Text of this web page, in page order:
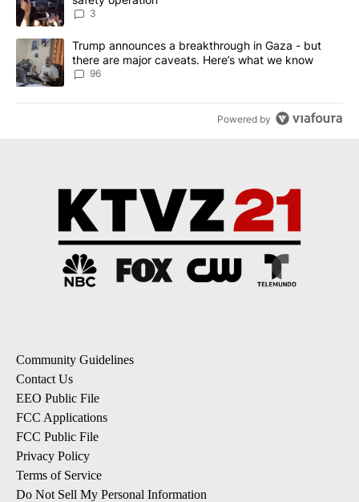
3
A trending article titled "Trump announces a breakthrough in
Trump announces a breakthrough in Gaza - but
there are major caveats. Here’s what we know
96
Powered by
Community Guidelines
Contact Us
EEO Public File
FCC Applications
FCC Public File
Privacy Policy
Terms of Service
Do Not Sell My Personal Information